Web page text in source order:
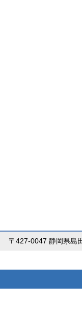
〒427-0047 静岡県